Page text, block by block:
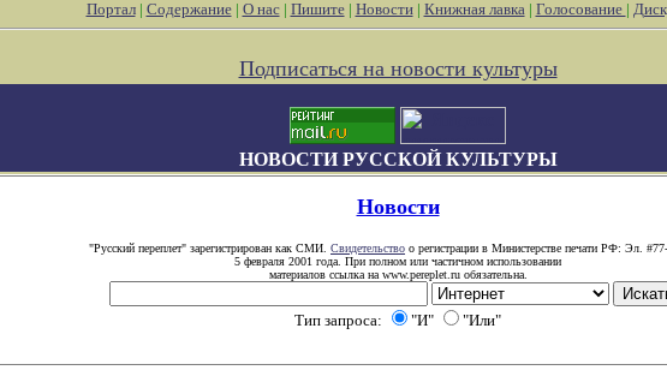
Портал| Содержание| О нас| Пишите| Новости| Книжная лавка| Голосование |
Подписаться на новости культуры
НОВОСТИ РУССКОЙ КУЛЬТУРЫ
Новости
"Русский переплет" зарегистрирован как СМИ. Свидетельство о регистрации в Министерстве печати РФ: Эл.
5 февраля 2001 года. При полном или частичном использовании
материалов ссылка на www.pereplet.ru обязательна.
Тип запроса: "И" "Или"